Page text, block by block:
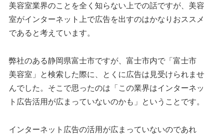
美容室業界のことを全く知らない上での話ですが、美容
室がインターネット上で広告を出すのはかなりおススメ
であると考えています。
弊社のある静岡県富士市ですが、富士市内で「富士市
美容室」と検索した際に、とくに広告は見受けられませ
んでした。そこで思ったのは「この業界はインターネッ
ト広告活用が広まっていないのかも」ということです。
インターネット広告の活用が広まっていないのであれ